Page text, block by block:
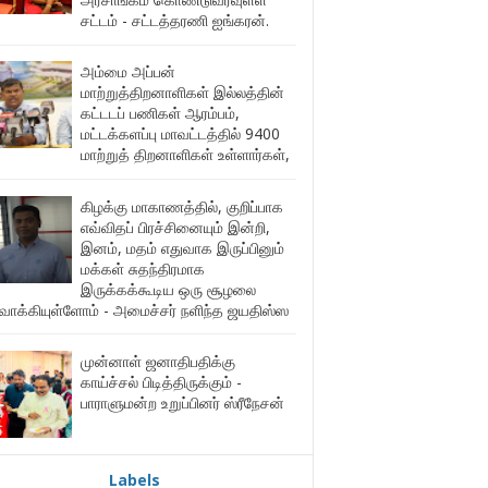
சட்டம் - சட்டத்தரணி ஐங்கரன்.
அம்மை அப்பன்
மாற்றுத்திறனாளிகள் இல்லத்தின்
கட்டடப் பணிகள் ஆரம்பம்,
மட்டக்களப்பு மாவட்டத்தில் 9400
மாற்றுத் திறனாளிகள் உள்ளார்கள்,
கிழக்கு மாகாணத்தில், குறிப்பாக
எவ்விதப் பிரச்சினையும் இன்றி,
இனம், மதம் எதுவாக இருப்பினும்
மக்கள் சுதந்திரமாக
இருக்கக்கூடிய ஒரு சூழலை
- அமைச்சர் நளிந்த ஜயதிஸ்ஸ
முன்னாள் ஜனாதிபதிக்கு
காய்ச்சல் பிடித்திருக்கும் -
பாராளுமன்ற உறுப்பினர் ஸ்ரீநேசன்
Labels